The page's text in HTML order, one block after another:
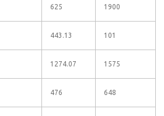
625 1900
443.13 101
1274.07 1575
476 648